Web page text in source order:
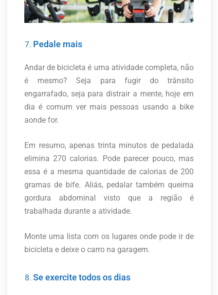
Pedale mais
Andar de bicicleta é uma atividade completa, não
é mesmo? Seja para fugir do trânsito
engarrafado, seja para distrair a mente, hoje em
dia é comum ver mais pessoas usando a bike
aonde for.
Em resumo, apenas trinta minutos de pedalada
elimina 270 calorias. Pode parecer pouco, mas
essa é a mesma quantidade de calorias de 200
gramas de bife. Aliás, pedalar também queima
gordura abdominal visto que a região é
trabalhada durante a atividade.
Monte uma lista com os lugares onde pode ir de
bicicleta e deixe o carro na garagem.
Se exercite todos os dias